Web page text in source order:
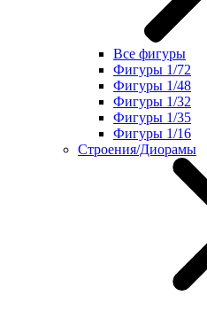
Все фигуры
Фигуры 1/72
Фигуры 1/48
Фигуры 1/32
Фигуры 1/35
Фигуры 1/16
Строения/Диорамы